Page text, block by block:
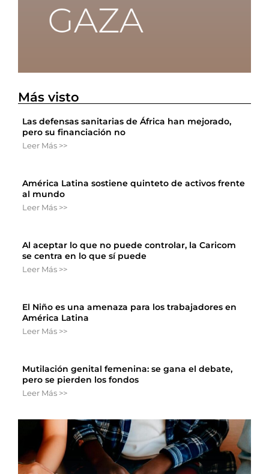
Más visto
Las defensas sanitarias de África han mejorado,
pero su financiación no
Leer Más >>
América Latina sostiene quinteto de activos frente
al mundo
Leer Más >>
Al aceptar lo que no puede controlar, la Caricom
se centra en lo que sí puede
Leer Más >>
El Niño es una amenaza para los trabajadores en
América Latina
Leer Más >>
Mutilación genital femenina: se gana el debate,
pero se pierden los fondos
Leer Más >>